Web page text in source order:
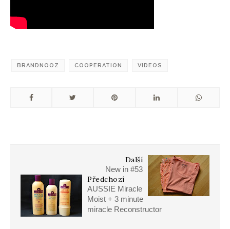
BRANDNOOZ COOPERATION VIDEOS
Další
New in #53
Předchozí
AUSSIE Miracle
Moist + 3 minute
miracle Reconstructor